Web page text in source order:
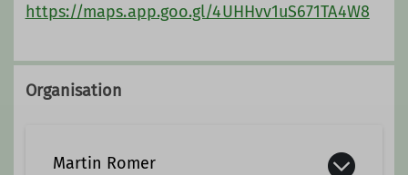
https://maps.app.goo.gl/4UHHvv1uS671TA4W8
Organisation
Martin Romer